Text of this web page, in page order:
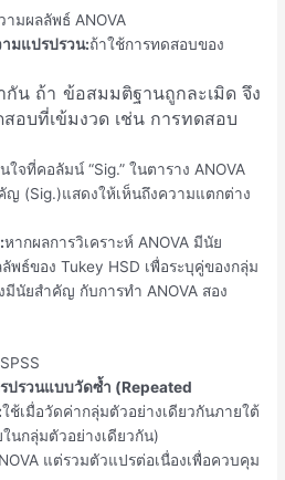
มผลลัพธ์ ANOVA
มแปรปรวน:ถ้าใช้การทดสอบของ
กัน ถ้า ข้อสมมติฐานถูกละเมิด จึง
อบที่เข้มงวด เช่น การทดสอบ
ใจที่คอลัมน์ “Sig.” ในตาราง ANOVA
ญ (Sig.)แสดงให้เห็นถึงความแตกต่าง
หากผลการวิเคราะห์ ANOVA มีนัย
พธ์ของ Tukey HSD เพื่อระบุคู่ของกลุ่ม
มีนัยสำคัญ กับการทำ ANOVA สอง
ปรวนแบบวัดซ้ำ (Repeated
ใช้เมื่อวัดค่ากลุ่มตัวอย่างเดียวกันภายใต้
นกลุ่มตัวอย่างเดียวกัน)
แต่รวมตัวแปรต่อเนื่องเพื่อควบคุม